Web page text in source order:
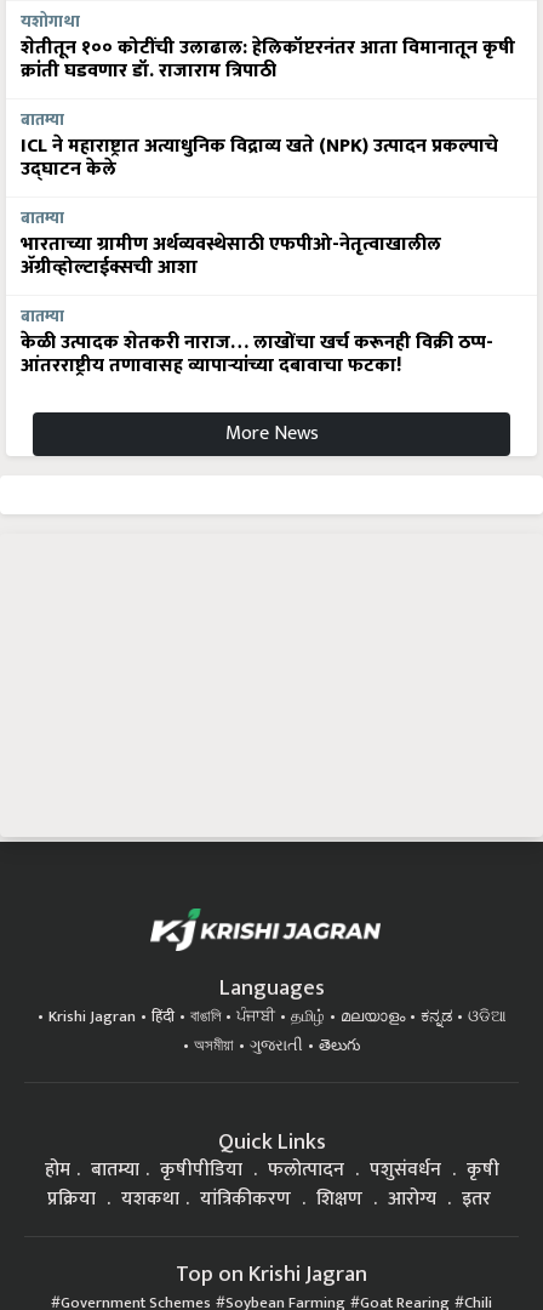
यशोगाथा
शेतीतून १०० कोटींची उलाढाल: हेलिकॉप्टरनंतर आता विमानातून कृषी
क्रांती घडवणार डॉ. राजाराम त्रिपाठी
बातम्या
ICL ने महाराष्ट्रात अत्याधुनिक विद्राव्य खते (NPK) उत्पादन प्रकल्पाचे
उद्घाटन केले
बातम्या
भारताच्या ग्रामीण अर्थव्यवस्थेसाठी एफपीओ-नेतृत्वाखालील
अ‍ॅग्रीव्होल्टाईक्सची आशा
बातम्या
केळी उत्पादक शेतकरी नाराज… लाखोंचा खर्च करूनही विक्री ठप्प-
आंतरराष्ट्रीय तणावासह व्यापाऱ्यांच्या दबावाचा फटका!
More News
Languages
Krishi Jagran हिंदी বাঙালি ਪੰਜਾਬੀ தமிழ் മലയാളം ಕನ್ನಡ
ଓଡିଆ
অসমীয়া
ગુજરાતી తెలుగు
Quick Links
होम बातम्या कृषीपीडिया फलोत्पादन पशुसंवर्धन
कृषी
प्रक्रिया
यशकथा यांत्रिकीकरण शिक्षण आरोग्य इतर
Top on Krishi Jagran
Government Schemes Soybean Farming Goat Rearing Chili